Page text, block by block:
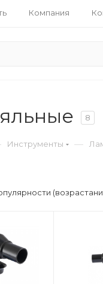
Компания
8
Инструменты —